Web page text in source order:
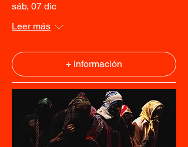
sáb, 07 dic
Leer más
+ información